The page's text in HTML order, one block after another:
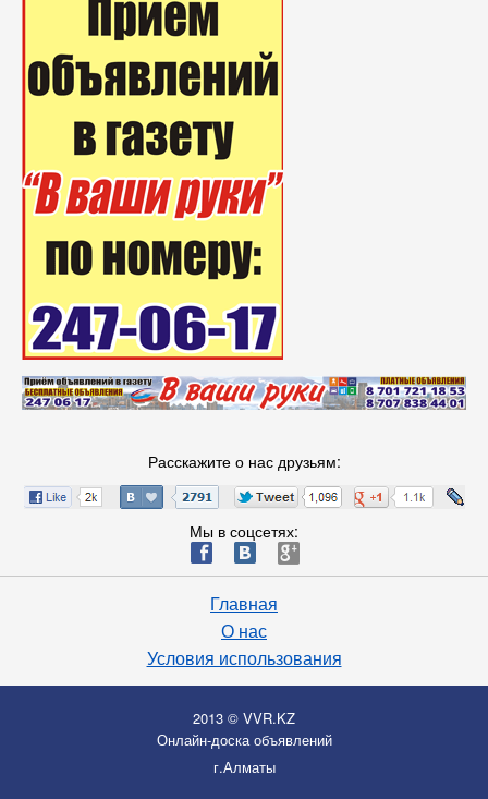
Расскажите о нас друзьям:
Мы в соцсетях:
ä æ è
Главная
О нас
Условия использования
2013 © VVR.KZ
Онлайн-доска объявлений
г.Алматы